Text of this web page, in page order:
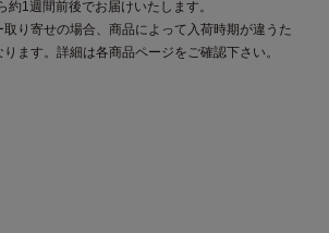
約1週間前後でお届けいたします。
り寄せの場合、商品によって入荷時期が違うた
ます。詳細は各商品ページをご確認下さい。